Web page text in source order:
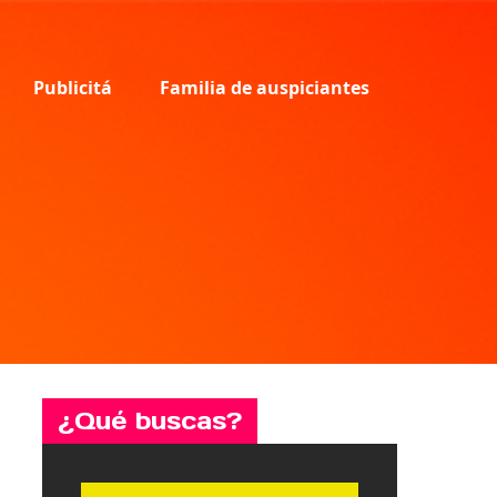
Publicitá Familia de auspiciantes
¿Qué buscas?